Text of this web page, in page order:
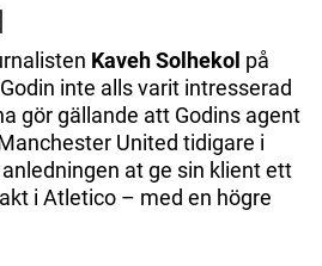
Kaveh Solhekol på
inte alls varit intresserad
gör gällande att Godins agent
United tidigare i
at ge sin klient ett
i Atletico – med en högre